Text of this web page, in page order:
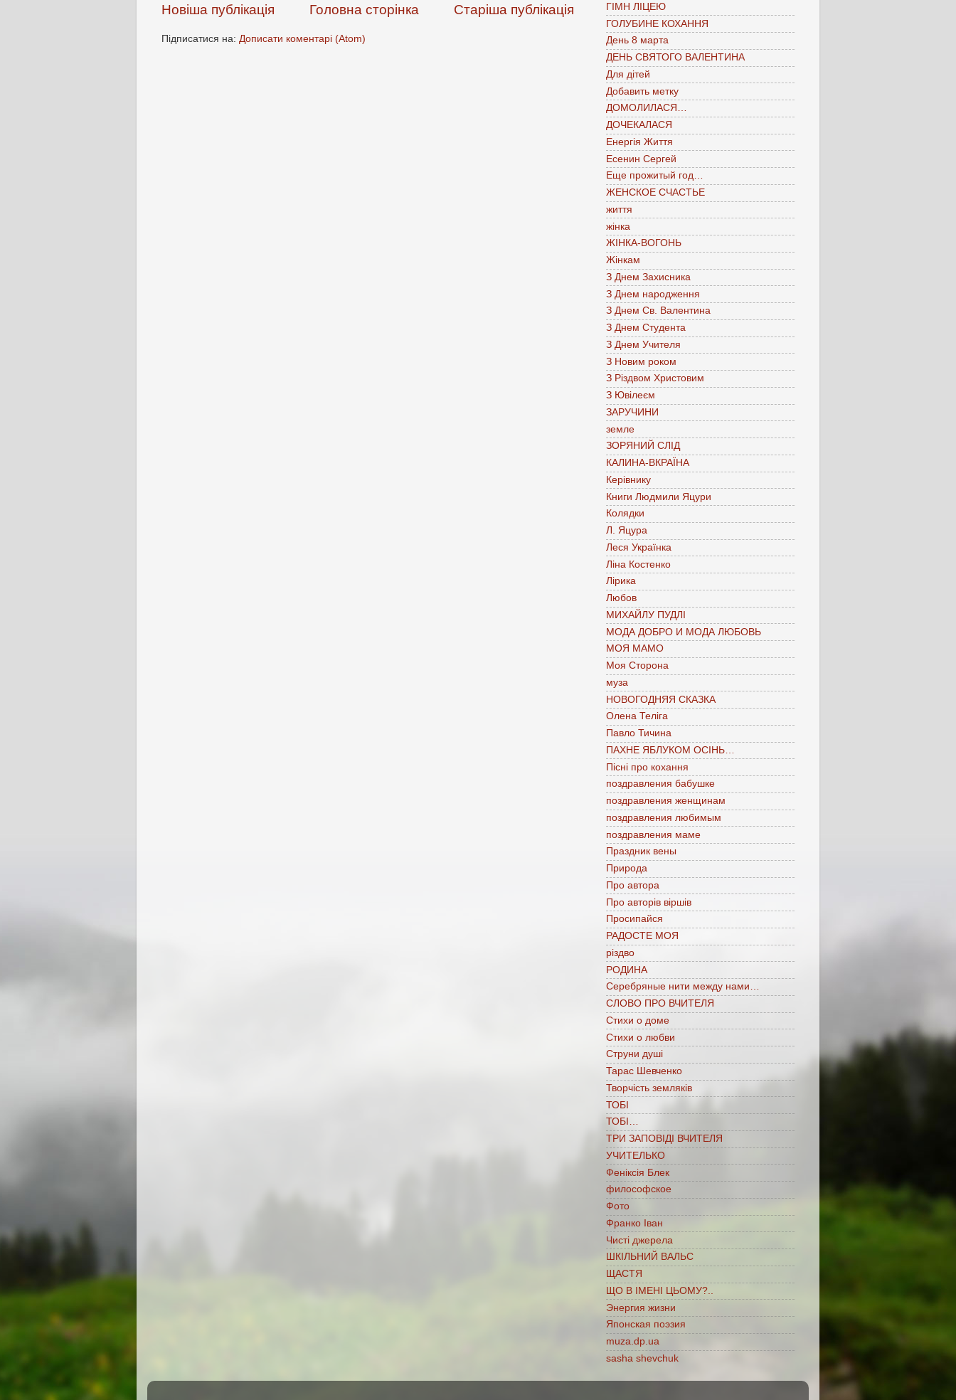
Новіша публікація Старіша публікація
Головна сторінка
Підписатися на: Дописати коментарі (Atom)
ГІМН ЛІЦЕЮ
ГОЛУБИНЕ КОХАННЯ
День 8 марта
ДЕНЬ СВЯТОГО ВАЛЕНТИНА
Для дітей
Добавить метку
ДОМОЛИЛАСЯ…
ДОЧЕКАЛАСЯ
Енергія Життя
Есенин Сергей
Еще прожитый год…
ЖЕНСКОЕ СЧАСТЬЕ
життя
жінка
ЖІНКА-ВОГОНЬ
Жінкам
З Днем Захисника
З Днем народження
З Днем Св. Валентина
З Днем Студента
З Днем Учителя
З Новим роком
З Різдвом Христовим
З Ювілеєм
ЗАРУЧИНИ
земле
ЗОРЯНИЙ СЛІД
КАЛИНА-ВКРАЇНА
Керівнику
Книги Людмили Яцури
Колядки
Л. Яцура
Леся Українка
Ліна Костенко
Лірика
Любов
МИХАЙЛУ ПУДЛІ
МОДА ДОБРО И МОДА ЛЮБОВЬ
МОЯ МАМО
Моя Сторона
муза
НОВОГОДНЯЯ СКАЗКА
Олена Теліга
Павло Тичина
ПАХНЕ ЯБЛУКОМ ОСІНЬ…
Пісні про кохання
поздравления бабушке
поздравления женщинам
поздравления любимым
поздравления маме
Праздник вены
Природа
Про автора
Про авторів віршів
Просипайся
РАДОСТЕ МОЯ
різдво
РОДИНА
Серебряные нити между нами…
СЛОВО ПРО ВЧИТЕЛЯ
Стихи о доме
Стихи о любви
Струни душі
Тарас Шевченко
Творчість земляків
ТОБІ
ТОБІ…
ТРИ ЗАПОВІДІ ВЧИТЕЛЯ
УЧИТЕЛЬКО
Феніксія Блек
философское
Фото
Франко Іван
Чисті джерела
ШКІЛЬНИЙ ВАЛЬС
ЩАСТЯ
ЩО В ІМЕНІ ЦЬОМУ?..
Энергия жизни
Японская поэзия
muza.dp.ua
sasha shevchuk